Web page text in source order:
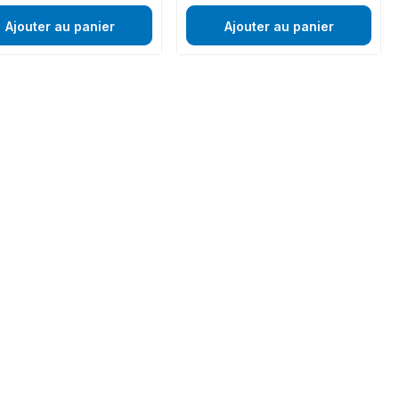
Ajouter au panier Ajouter au panier